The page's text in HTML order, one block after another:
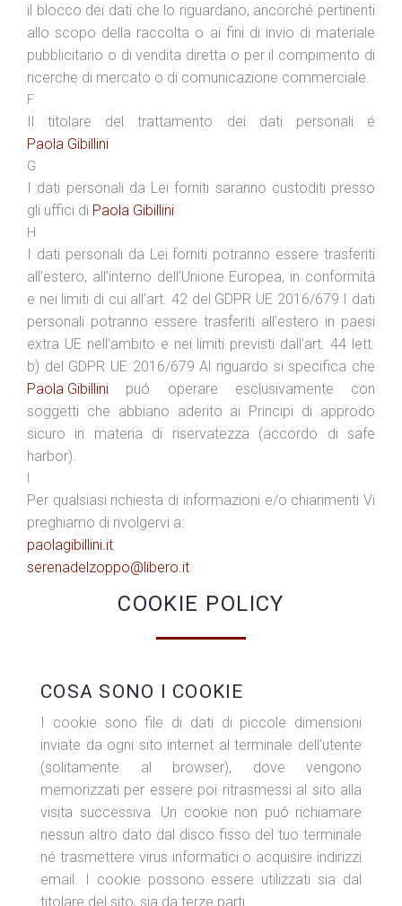
il blocco dei dati che lo riguardano, ancorché pertinenti
allo scopo della raccolta o ai fini di invio di materiale
pubblicitario o di vendita diretta o per il compimento di
ricerche di mercato o di comunicazione commerciale.
F
Il titolare del trattamento dei dati personali é
Paola Gibillini
G
I dati personali da Lei forniti saranno custoditi presso
gli uffici di Paola Gibillini
H
I dati personali da Lei forniti potranno essere trasferiti
all’estero, all’interno dell’Unione Europea, in conformitá
e nei limiti di cui all’art. 42 del GDPR UE 2016/679 I dati
personali potranno essere trasferiti all’estero in paesi
extra UE nell’ambito e nei limiti previsti dall’art. 44 lett.
b) del GDPR UE 2016/679 Al riguardo si specifica che
Paola Gibillini puó operare esclusivamente con
soggetti che abbiano aderito ai Principi di approdo
sicuro in materia di riservatezza (accordo di safe
harbor).
I
Per qualsiasi richiesta di informazioni e/o chiarimenti Vi
preghiamo di rivolgervi a:
paolagibillini.it
serenadelzoppo@libero.it
COOKIE POLICY
COSA SONO I COOKIE
I cookie sono file di dati di piccole dimensioni
inviate da ogni sito internet al terminale dell’utente
(solitamente al browser), dove vengono
memorizzati per essere poi ritrasmessi al sito alla
visita successiva. Un cookie non puó richiamare
nessun altro dato dal disco fisso del tuo terminale
né trasmettere virus informatici o acquisire indirizzi
email. I cookie possono essere utilizzati sia dal
titolare del sito, sia da terze parti.